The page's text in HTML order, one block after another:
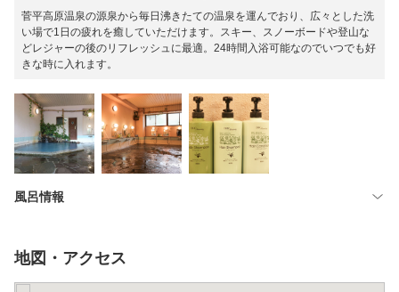
菅平高原温泉の源泉から毎日沸きたての温泉を運んでおり、広々とした洗
い場で1日の疲れを癒していただけます。スキー、スノーボードや登山な
どレジャーの後のリフレッシュに最適。24時間入浴可能なのでいつでも好
きな時に入れます。
風呂情報
地図・アクセス